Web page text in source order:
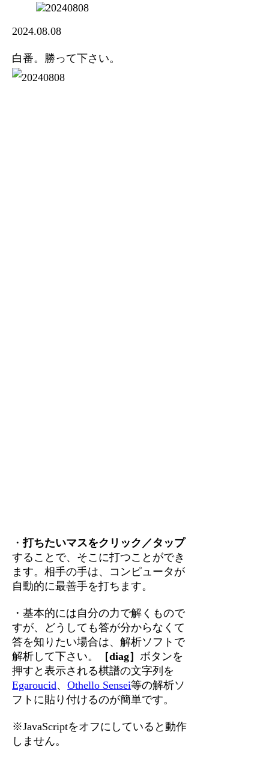
2024.08.08
白番。勝って下さい。
・打ちたいマスをクリック／タップ
することで、そこに打つことができ
ます。相手の手は、コンピュータが
自動的に最善手を打ちます。
・基本的には自分の力で解くもので
すが、どうしても答が分からなくて
答を知りたい場合は、解析ソフトで
解析して下さい。
［diag］ ボタンを
押すと表示される棋譜の文字列を
Egaroucid、Othello Sensei等の解析ソ
フトに貼り付けるのが簡単です。
※JavaScriptをオフにしていると動作
しません。